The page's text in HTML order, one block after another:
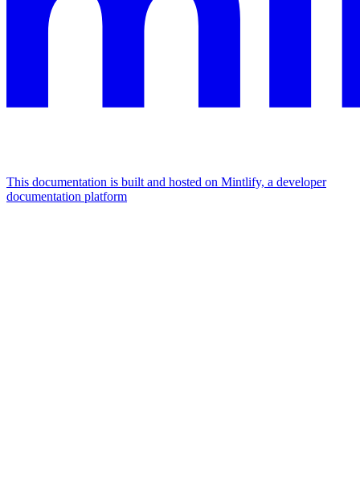
This documentation is built and hosted on Mintlify, a developer
documentation platform